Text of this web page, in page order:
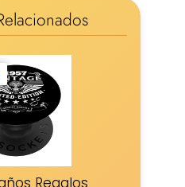
Regalos